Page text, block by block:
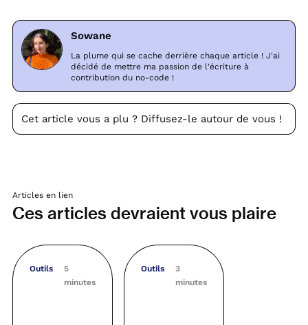
Sowane
La plume qui se cache derrière chaque article ! J'ai
décidé de mettre ma passion de l'écriture à
contribution du no-code !
Cet article vous a plu ? Diffusez-le autour de vous !
Articles en lien
Ces articles devraient vous plaire
Outils
5
minutes
Outils
3
minutes